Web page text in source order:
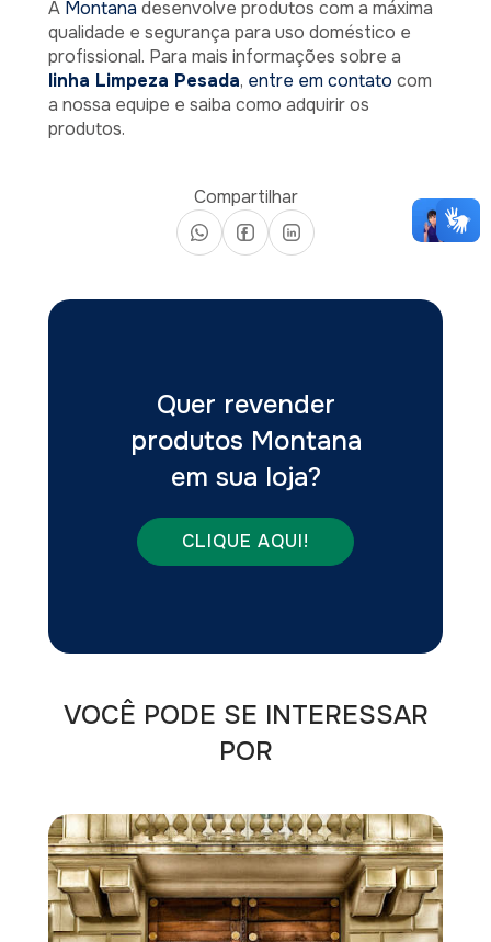
A Montana desenvolve produtos com a máxima
qualidade e segurança para uso doméstico e
profissional. Para mais informações sobre a
linha Limpeza Pesada, entre em contato com
a nossa equipe e saiba como adquirir os
produtos.
Compartilhar
Quer revender
produtos Montana
em sua loja?
CLIQUE AQUI!
VOCÊ PODE SE INTERESSAR
POR